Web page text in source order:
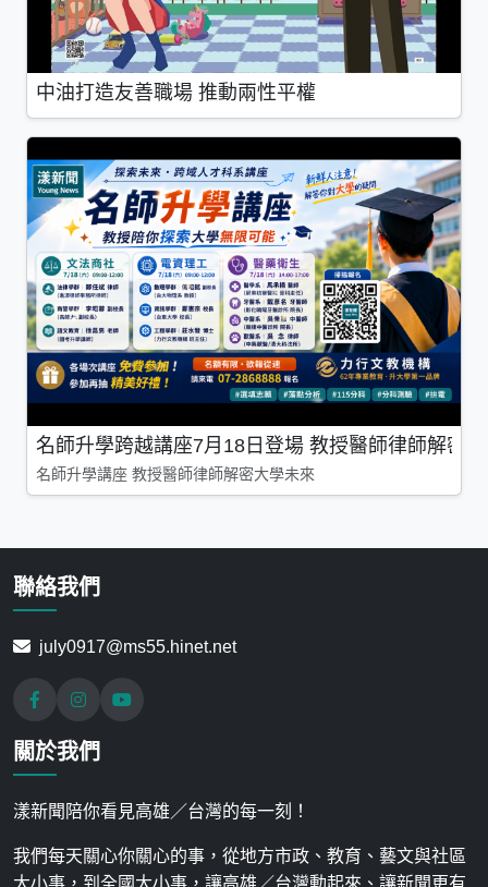
中油打造友善職場 推動兩性平權
名師升學跨越講座7月18日登場 教授醫師律師解密
名師升學講座 教授醫師律師解密大學未來
聯絡我們
july0917@ms55.hinet.net
關於我們
漾新聞陪你看見高雄／台灣的每一刻！
我們每天關心你關心的事，從地方市政、教育、藝文與社區